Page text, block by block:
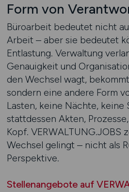
Form von
Büroarbeit bedeutet nicht
Arbeit – aber sie bedeutet
Entlastung. Verwaltung
Genauigkeit und
den Wechsel wagt,
sondern eine andere Form
Lasten, keine Nächte, keine
stattdessen Akten,
Kopf. VERWALTUNG.JOBS
Wechsel gelingt – nicht als
Perspektive.
Stellenangebote auf